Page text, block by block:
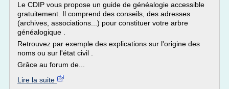
Le CDIP vous propose un guide de généalogie accessible
gratuitement. Il comprend des conseils, des adresses
(archives, associations...) pour constituer votre arbre
généalogique .
Retrouvez par exemple des explications sur l'origine des
noms ou sur l'état civil .
Grâce au forum de...
Lire la suite